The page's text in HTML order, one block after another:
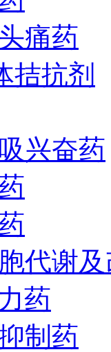
痛药
拮抗剂
兴奋药
代谢
药
制药